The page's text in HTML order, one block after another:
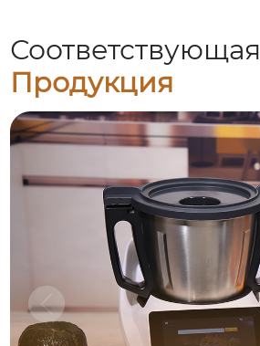
Соответствующая
Продукция